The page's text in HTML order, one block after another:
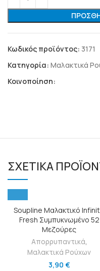
Κωδικός προϊόντος: 3171
Κατηγορία: Μαλακτικά
Κοινοποίηση:
ΣΧΕΤΙΚΆ
Soupline Μαλακτικό
Fresh Συμπυκνωμένο 52
Μεζούρες
Απορρυπαντικά,
Μαλακτικά Ρούχων
3,90 €